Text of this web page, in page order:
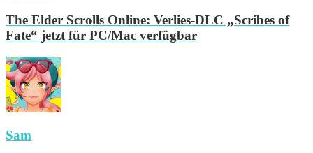
The Elder Scrolls Online: Verlies-DLC „Scribes of
Fate“ jetzt für PC/Mac verfügbar
Sam